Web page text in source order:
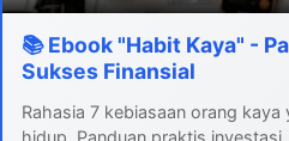
📚 Ebook "Habit Kaya" -
Sukses Finansial
Rahasia 7 kebiasaan orang
hidup. Panduan praktis